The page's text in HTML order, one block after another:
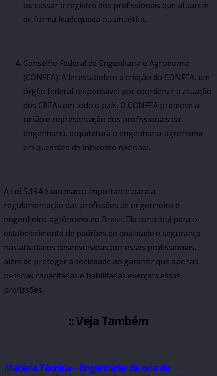
ou cassar o registro dos profissionais que atuarem
de forma inadequada ou antiética.
Conselho Federal de Engenharia e Agronomia
(CONFEA): A lei estabelece a criação do CONFEA, um
órgão federal responsável por coordenar a atuação
dos CREAs em todo o país. O CONFEA promove a
união e representação dos profissionais da
engenharia, arquitetura e engenharia-agrônoma
em questões de interesse nacional.
A Lei 5.194 é um marco importante para a
regulamentação das profissões de engenheiro e
engenheiro-agrônomo no Brasil. Ela contribui para o
estabelecimento de padrões de qualidade e segurança
nas atividades desenvolvidas por esses profissionais,
além de proteger a sociedade ao garantir que apenas
pessoas capacitadas e habilitadas exerçam essas
profissões.
:: Veja Também
Matéria Técnica – Engenharia: da orla de